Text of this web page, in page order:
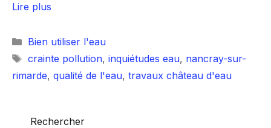
Lire plus
Catégories
Bien utiliser l'eau
Étiquettes
crainte pollution, inquiétudes eau, nancray-sur-
rimarde, qualité de l'eau, travaux château d'eau
Rechercher